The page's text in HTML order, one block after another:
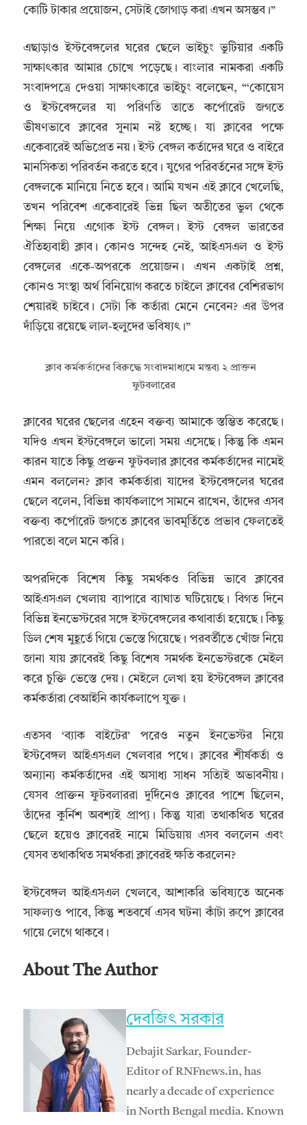
কোটি টাকার প্রয়োজন, সেটাই জোগাড় করা এখন অসম্ভব।”
এছাড়াও ইস্টবেঙ্গলের ঘরের ছেলে ভাইচুং ভুটিয়ার একটি
সাক্ষাৎকার আমার চোখে পড়েছে। বাংলার নামকরা একটি
সংবাদপত্রে দেওয়া সাক্ষাৎকারে ভাইচুং বলেছেন, “‘কোয়েস
ও ইস্টবেঙ্গলের যা পরিণতি তাতে কর্পোরেট জগতে
ভীষণভাবে ক্লাবের সুনাম নষ্ট হচ্ছে। যা ক্লাবের পক্ষে
একেবারেই অভিপ্রেত নয়। ইস্ট বেঙ্গল কর্তাদের ঘরে ও বাইরে
মানসিকতা পরিবর্তন করতে হবে। যুগের পরিবর্তনের সঙ্গে ইস্ট
বেঙ্গলকে মানিয়ে নিতে হবে। আমি যখন এই ক্লাবে খেলেছি,
তখন পরিবেশ একেবারেই ভিন্ন ছিল অতীতের ভুল থেকে
শিক্ষা নিয়ে এগোক ইস্ট বেঙ্গল। ইস্ট বেঙ্গল ভারতের
ঐতিহ্যবাহী ক্লাব। কোনও সন্দেহ নেই, আইএসএল ও ইস্ট
বেঙ্গলের একে-অপরকে প্রয়োজন। এখন একটাই প্রশ্ন,
কোনও সংস্থা অর্থ বিনিয়োগ করতে চাইলে ক্লাবের বেশিরভাগ
শেয়ারই চাইবে। সেটা কি কর্তারা মেনে নেবেন? এর উপর
দাঁড়িয়ে রয়েছে লাল-হলুদের ভবিষ্যৎ।”
ক্লাব কর্মকর্তাদের বিরুদ্ধে সংবাদমাধ্যমে মন্তব্য ২ প্রাক্তন
ফুটবলারের
ক্লাবের ঘরের ছেলের এহেন বক্তব্য আমাকে স্তম্ভিত করেছে।
যদিও এখন ইস্টবেঙ্গলে ভালো সময় এসেছে। কিন্তু কি এমন
কারন যাতে কিছু প্রক্তন ফুটবলার ক্লাবের কর্মকর্তাদের নামেই
এমন বললেন? ক্লাব কর্মকর্তারা যাদের ইস্টবেঙ্গলের ঘরের
ছেলে বলেন, বিভিন্ন কার্যকলাপে সামনে রাখেন, তাঁদের এসব
বক্তব্য কর্পোরেট জগতে ক্লাবের ভাবমূর্তিতে প্রভাব ফেলতেই
পারতো বলে মনে করি।
অপরদিকে বিশেষ কিছু সমর্থকও বিভিন্ন ভাবে ক্লাবের
আইএসএল খেলায় ব্যাপারে ব্যাঘাত ঘটিয়েছে। বিগত দিনে
বিভিন্ন ইনভেস্টরের সঙ্গে ইস্টবেঙ্গলের কথাবার্তা হয়েছে। কিছু
ডিল শেষ মুহূর্তে গিয়ে ভেস্তে গিয়েছে। পরবর্তীতে খোঁজ নিয়ে
জানা যায় ক্লাবেরই কিছু বিশেষ সমর্থক ইনভেস্টরকে মেইল
করে চুক্তি ভেস্তে দেয়। মেইলে লেখা হয় ইস্টবেঙ্গল ক্লাবের
কর্মকর্তারা বেআইনি কার্যকলাপে যুক্ত।
এতসব ‘ব্যাক বাইটের’ পরেও নতুন ইনভেস্টর নিয়ে
ইস্টবেঙ্গল আইএসএল খেলবার পথে। ক্লাবের শীর্ষকর্তা ও
অন্যান্য কর্মকর্তাদের এই অসাধ্য সাধন সত্যিই অভাবনীয়।
যেসব প্রাক্তন ফুটবলাররা দুর্দিনেও ক্লাবের পাশে ছিলেন,
তাঁদের কুর্নিশ অবশ্যই প্রাপ্য। কিন্তু যারা তথাকথিত ঘরের
ছেলে হয়েও ক্লাবেরই নামে মিডিয়ায় এসব বললেন এবং
যেসব তথাকথিত সমর্থকরা ক্লাবেরই ক্ষতি করলেন?
ইস্টবেঙ্গল আইএসএল খেলবে, আশাকরি ভবিষ্যতে অনেক
সাফল্যও পাবে, কিন্তু শতবর্ষে এসব ঘটনা কাঁটা রুপে ক্লাবের
গায়ে লেগে থাকবে।
About The Author
দেবজিৎ সরকার
Debajit Sarkar, Founder-
Editor of RNFnews.in, has
nearly a decade of experience
in North Bengal media. Known